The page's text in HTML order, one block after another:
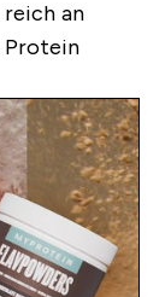
reich an
Protein